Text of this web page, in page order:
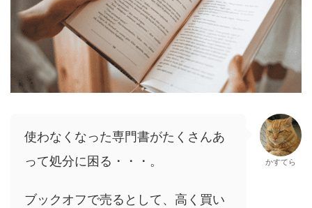
使わなくなった専門書がたくさんあ
って処分に困る・・・。
ブックオフで売るとして、高く買い
かすてら